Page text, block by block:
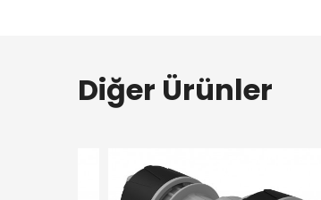
Diğer Ürünler